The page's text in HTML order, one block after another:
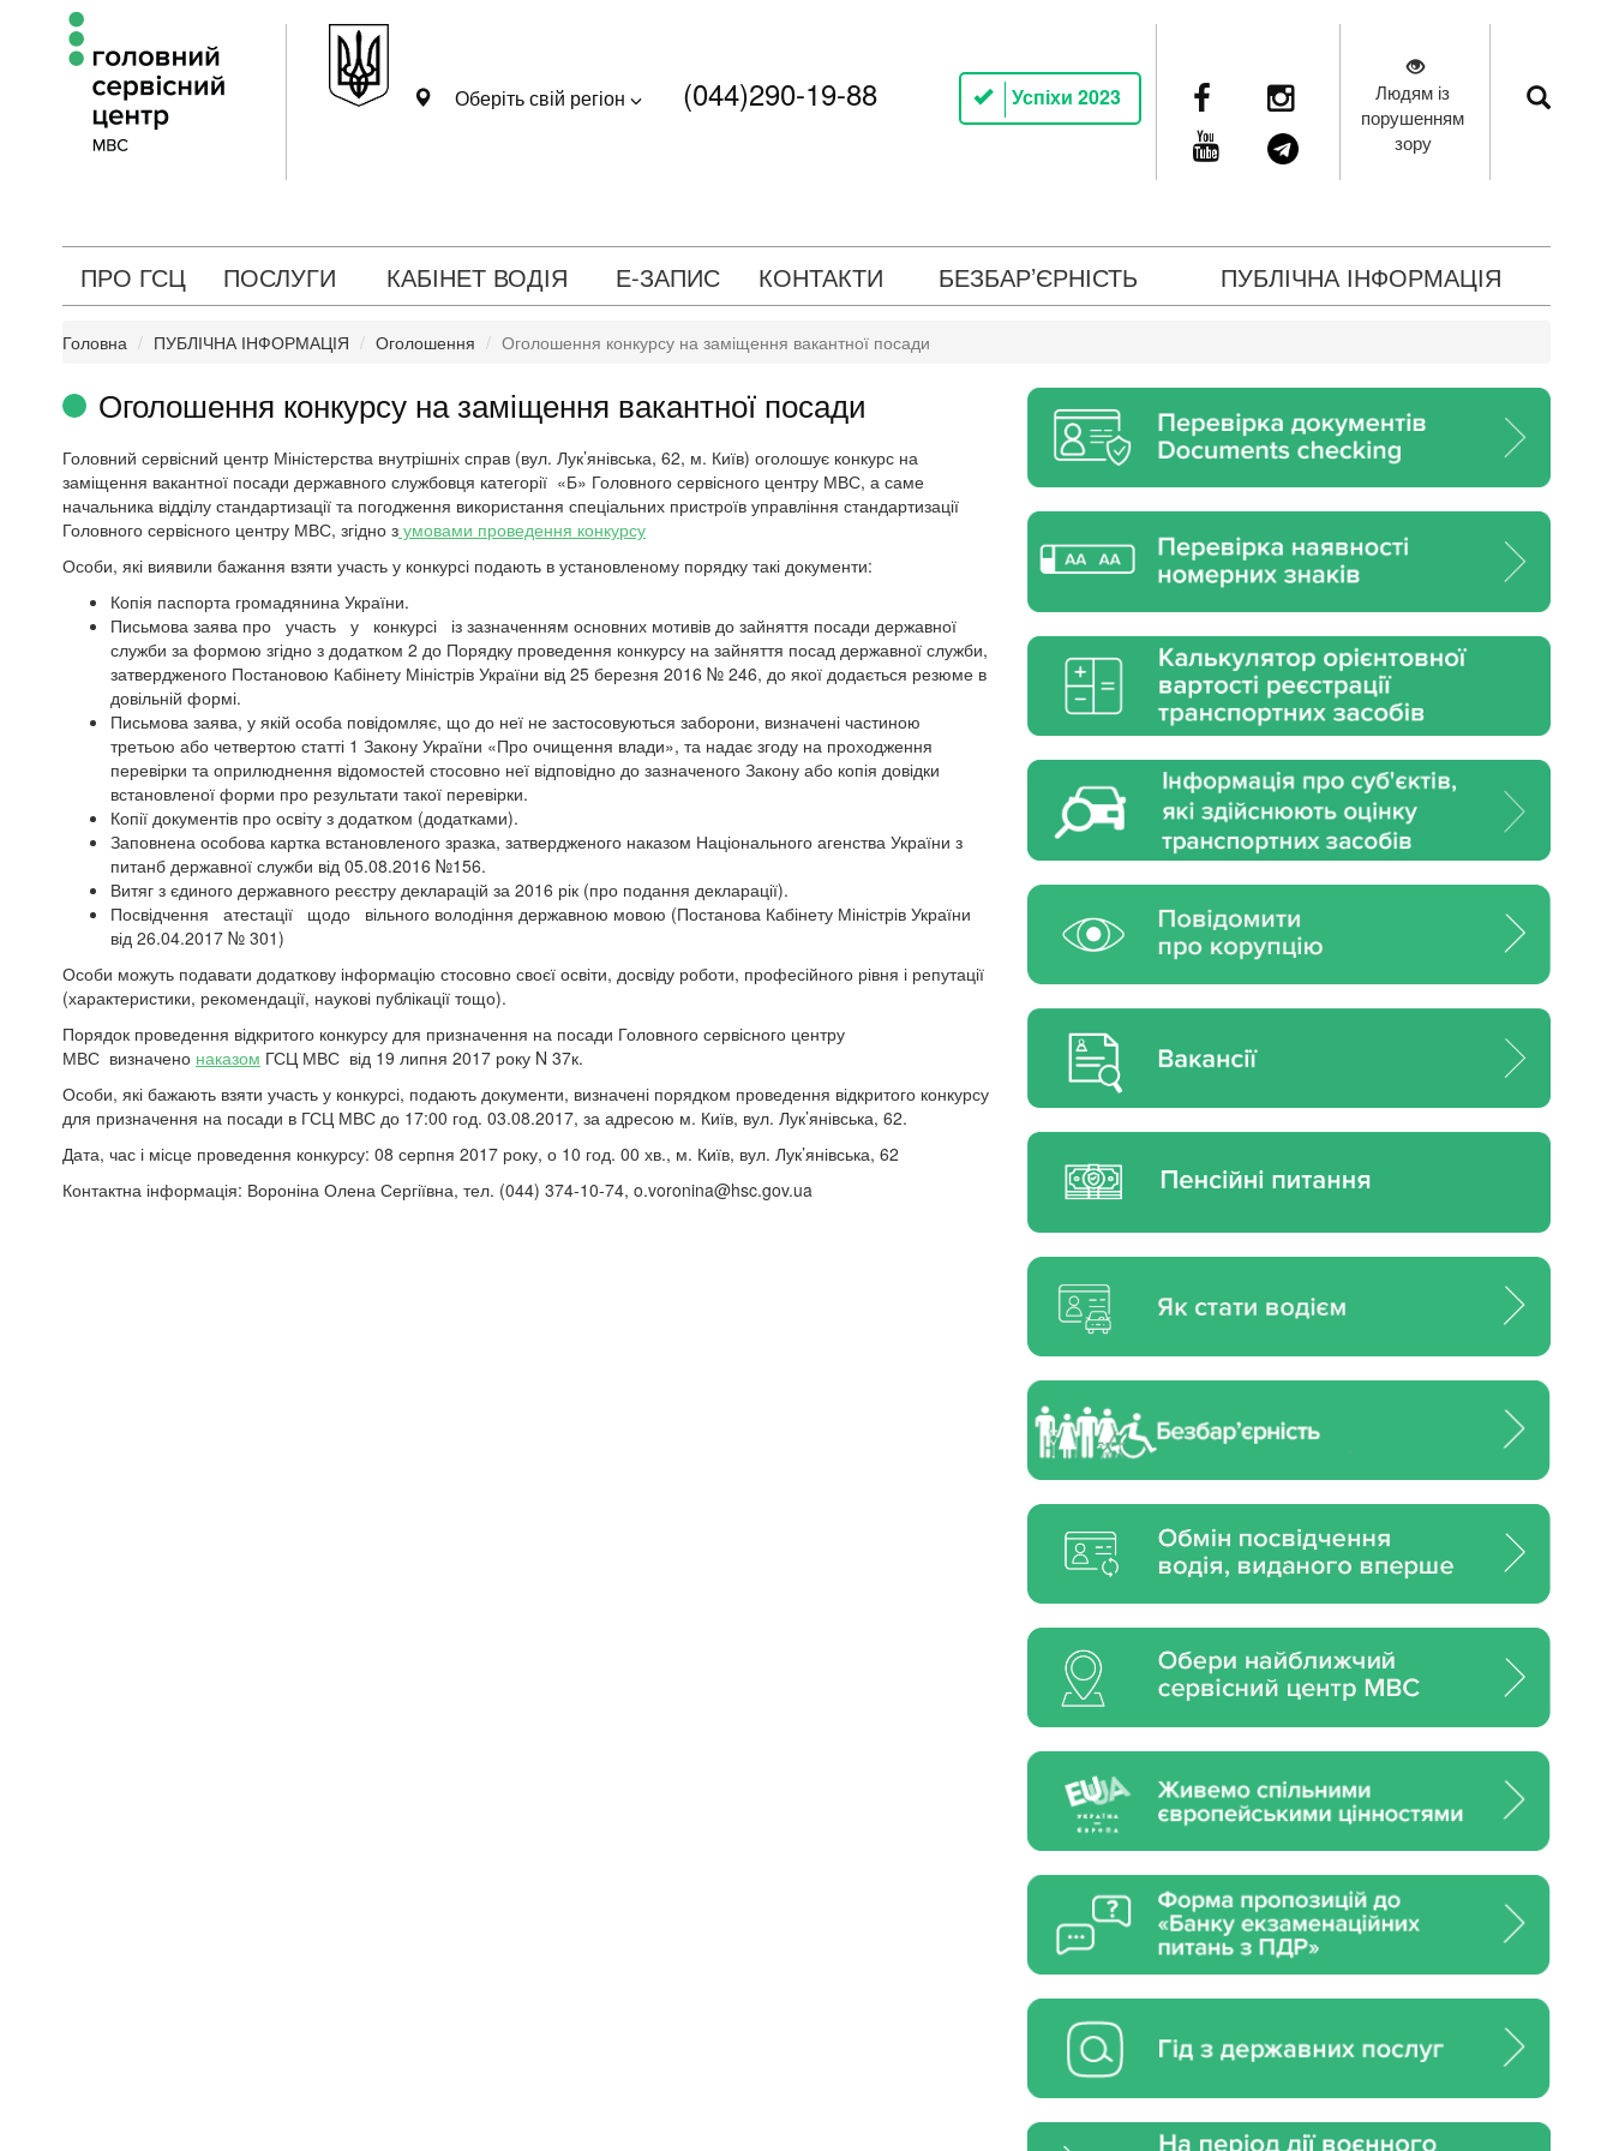
Оберіть свій регіон (044)290-19-88 Успіхи 2023
Людям із
порушенням
зору
ПРО ГСЦ ПОСЛУГИ КАБІНЕТ ВОДІЯ Е-ЗАПИС КОНТАКТИ БЕЗБАР’ЄРНІСТЬ ПУБЛІЧНА ІНФОРМАЦІЯ
Головна ПУБЛІЧНА ІНФОРМАЦІЯ Оголошення Оголошення конкурсу на заміщення вакантної посади
Оголошення конкурсу на заміщення вакантної посади
Головний сервісний центр Міністерства внутрішніх справ (вул. Лук’янівська, 62, м. Київ) оголошує конкурс на
заміщення вакантної посади державного службовця категорії «Б» Головного сервісного центру МВС, а саме
начальника відділу стандартизації та погодження використання спеціальних пристроїв управління стандартизації
Головного сервісного центру МВС, згідно з умовами проведення конкурсу
Особи, які виявили бажання взяти участь у конкурсі подають в установленому порядку такі документи:
Копія паспорта громадянина України.
Письмова заява про участь у конкурсі із зазначенням основних мотивів до зайняття посади державної
служби за формою згідно з додатком 2 до Порядку проведення конкурсу на зайняття посад державної служби,
затвердженого Постановою Кабінету Міністрів України від 25 березня 2016 № 246, до якої додається резюме в
довільній формі.
Письмова заява, у якій особа повідомляє, що до неї не застосовуються заборони, визначені частиною
третьою або четвертою статті 1 Закону України «Про очищення влади», та надає згоду на проходження
перевірки та оприлюднення відомостей стосовно неї відповідно до зазначеного Закону або копія довідки
встановленої форми про результати такої перевірки.
Копії документів про освіту з додатком (додатками).
Заповнена особова картка встановленого зразка, затвердженого наказом Національного агенства України з
питанб державної служби від 05.08.2016 №156.
Витяг з єдиного державного реєстру декларацій за 2016 рік (про подання декларації).
Посвідчення атестації щодо вільного володіння державною мовою (Постанова Кабінету Міністрів України
від 26.04.2017 № 301)
Особи можуть подавати додаткову інформацію стосовно своєї освіти, досвіду роботи, професійного рівня і репутації
(характеристики, рекомендації, наукові публікації тощо).
Порядок проведення відкритого конкурсу для призначення на посади Головного сервісного центру
МВС визначено наказом ГСЦ МВС від 19 липня 2017 року N 37к.
Особи, які бажають взяти участь у конкурсі, подають документи, визначені порядком проведення відкритого конкурсу
для призначення на посади в ГСЦ МВС до 17:00 год. 03.08.2017, за адресою м. Київ, вул. Лук’янівська, 62.
Дата, час і місце проведення конкурсу: 08 серпня 2017 року, о 10 год. 00 хв., м. Київ, вул. Лук’янівська, 62
Контактна інформація: Вороніна Олена Сергіївна, тел. (044) 374-10-74, o.voronina@hsc.gov.ua